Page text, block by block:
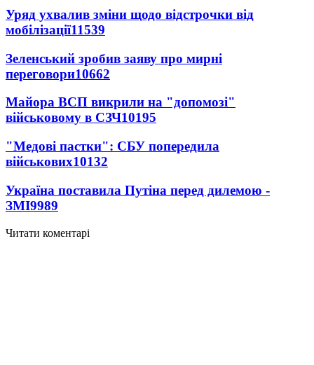
Уряд ухвалив зміни щодо відстрочки від
мобілізації11539
Зеленський зробив заяву про мирні
переговори10662
Майора ВСП викрили на "допомозі"
військовому в СЗЧ10195
"Медові пастки": СБУ попередила
військових10132
Україна поставила Путіна перед дилемою -
ЗМІ9989
Читати коментарі